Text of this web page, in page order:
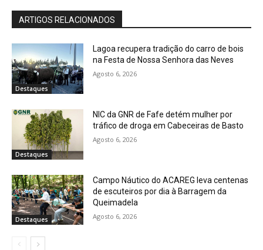
ARTIGOS RELACIONADOS
Destaques
Lagoa recupera tradição do carro de bois
na Festa de Nossa Senhora das Neves
Agosto 6, 2026
Destaques
NIC da GNR de Fafe detém mulher por
tráfico de droga em Cabeceiras de Basto
Agosto 6, 2026
Destaques
Campo Náutico do ACAREG leva centenas
de escuteiros por dia à Barragem da
Queimadela
Agosto 6, 2026